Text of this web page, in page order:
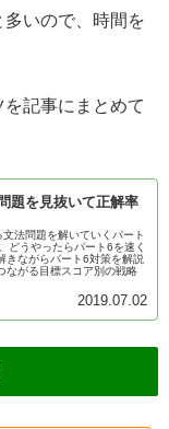
いので、時間を
記事にまとめて
題を見抜いて正解率
法問題を解いていくパート
どうやったらパート6を速く
きながらパート6対策を解説
ながる目標スコア別の戦略
2019.07.02